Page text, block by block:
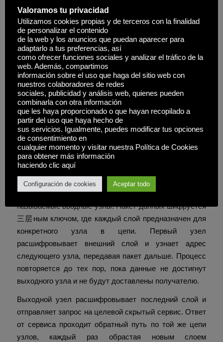
уровня. Эти адреса генерируются криптографически и
представляют собой хеш открытого ключа сервиса.
Это означает, что адрес ресурса уникален и привязан
к конкретному серверу, что исключает возможность
подмены доменного имени в традиционном
понимании.
Скрытые сервисы не имеют публичного IP-адреса и не
регистрируются в глобальной системе доменных
имен. Они существуют внутри сети и доступны только
тем, кто использует совместимое программное
обеспечение. Такая архитектура делает их
устойчивыми к внешним атакам и блокировкам со
стороны интернет-провайдеров или государственных
органов.
Введение данных в сеть происходит через так
называемые вводные узлы. Пакет данных шифруется
三层ным ключом, где каждый слой предназначен для
конкретного узла в цепи. Первый узел
расшифровывает внешний слой и узнает адрес
следующего узла, передавая пакет дальше. Процесс
повторяется до тех пор, пока данные не достигнут
выходного узла и не будут доставлены получателю.
Выходной узел расшифровывает последний слой и
отправляет запрос на целевой скрытый сервис. Ответ
от сервиса проходит обратный путь по той же цепи
узлов, каждый раз обрастая новым слоем
Valoramos tu privacidad
Utilizamos cookies propias y de terceros con la finalidad
de personalizar el contenido
de la web y los anuncios que puedan aparecer para
adaptarlo a tus preferencias, así
como ofrecer funciones sociales y analizar el tráfico de la
web. Además, compartimos
información sobre el uso que haga del sitio web con
nuestros colaboradores de redes
sociales, publicidad y análisis web, quienes pueden
combinarla con otra información
que les haya proporcionado o que hayan recopilado a
partir del uso que haya hecho de
sus servicios. Igualmente, puedes modificar tus opciones
de consentimiento en
cualquier momento y visitar nuestra Política de Cookies
para obtener más información
haciendo clic aquí
Configuración de cookies Aceptar todo